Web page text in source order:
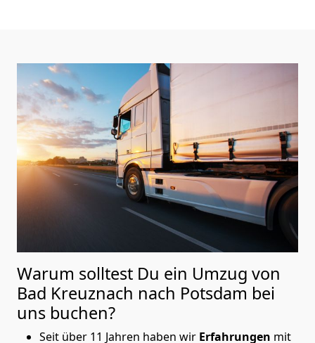
Warum solltest Du ein Umzug von
Bad Kreuznach nach Potsdam bei
uns buchen?
Seit über 11 Jahren haben wir Erfahrungen mit